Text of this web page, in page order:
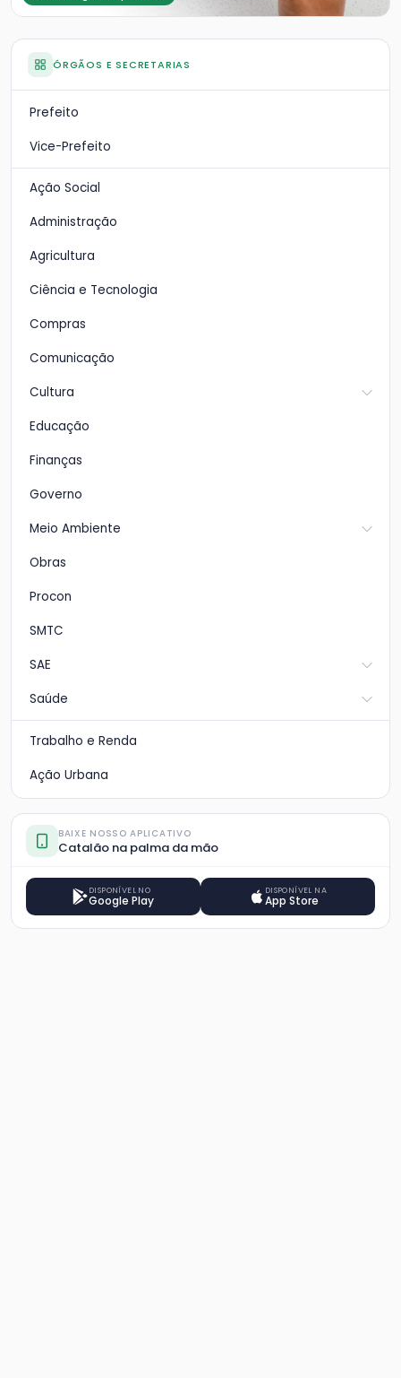
ÓRGÃOS E SECRETARIAS
Prefeito
Vice-Prefeito
Ação Social
Administração
Agricultura
Ciência e Tecnologia
Compras
Comunicação
Cultura
Educação
Finanças
Governo
Meio Ambiente
Obras
Procon
SMTC
SAE
Saúde
Trabalho e Renda
Ação Urbana
BAIXE NOSSO APLICATIVO
Catalão na palma da mão
DISPONÍVEL NO
Google Play
DISPONÍVEL NA
App Store